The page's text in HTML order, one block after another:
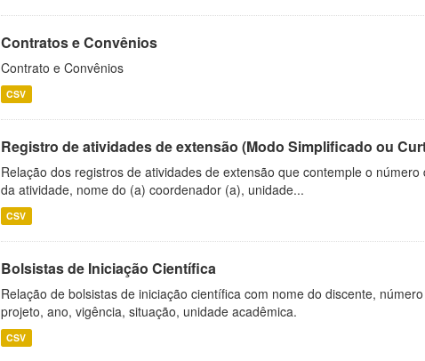
Contratos e Convênios
Contrato e Convênios
CSV
Registro de atividades de extensão (Modo Simplificado ou
Relação dos registros de atividades de extensão que contemple o
da atividade, nome do (a) coordenador (a), unidade...
CSV
Bolsistas de Iniciação Científica
Relação de bolsistas de iniciação científica com nome do discente,
projeto, ano, vigência, situação, unidade acadêmica.
CSV